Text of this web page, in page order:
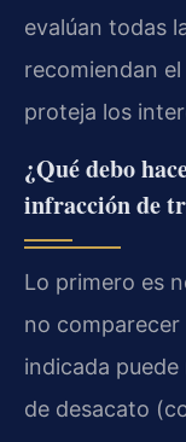
evalúan todas
recomiendan
proteja los
¿Qué debo
infracción de
Lo primero es
no
indicada
de desacato